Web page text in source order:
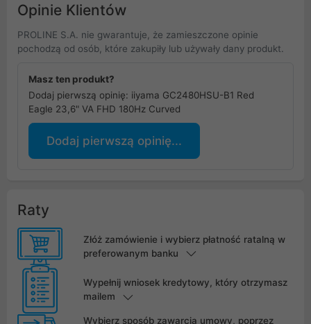
Opinie Klientów
PROLINE S.A. nie gwarantuje, że zamieszczone opinie
pochodzą od osób, które zakupiły lub używały dany produkt.
Masz ten produkt?
Dodaj pierwszą opinię: iiyama GC2480HSU-B1 Red
Eagle 23,6" VA FHD 180Hz Curved
Dodaj pierwszą opinię...
Raty
Złóż zamówienie i wybierz płatność ratalną w
preferowanym banku
Wypełnij wniosek kredytowy, który otrzymasz
mailem
Wybierz sposób zawarcia umowy, poprzez